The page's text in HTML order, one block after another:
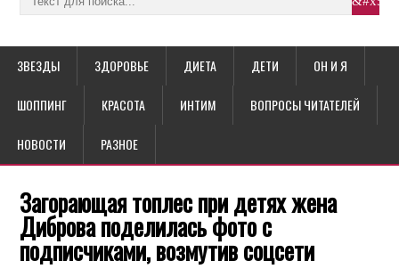
ЗВЕЗДЫ ЗДОРОВЬЕ ДИЕТА ДЕТИ ОН И Я
ШОППИНГ КРАСОТА ИНТИМ ВОПРОСЫ ЧИТАТЕЛЕЙ
НОВОСТИ РАЗНОЕ
Загорающая топлес при детях жена
Диброва поделилась фото с
подписчиками, возмутив соцсети